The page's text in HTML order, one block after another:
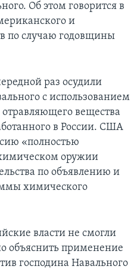
Об этом говорится в
и
по случаю годовщины
раз осудили
с использованием
вещества
в России. США
«полностью
оружии
по объявлению и
химического
власти не смогли
объяснить применение
господина Навального